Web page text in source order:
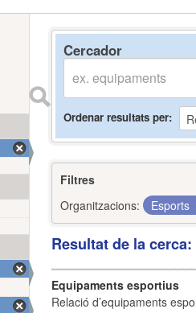
Cercador
Ordenar resultats per
Filtres
Organitzacions:
Esports
Resultat de la
Equipaments esportius
Relació d’equipaments